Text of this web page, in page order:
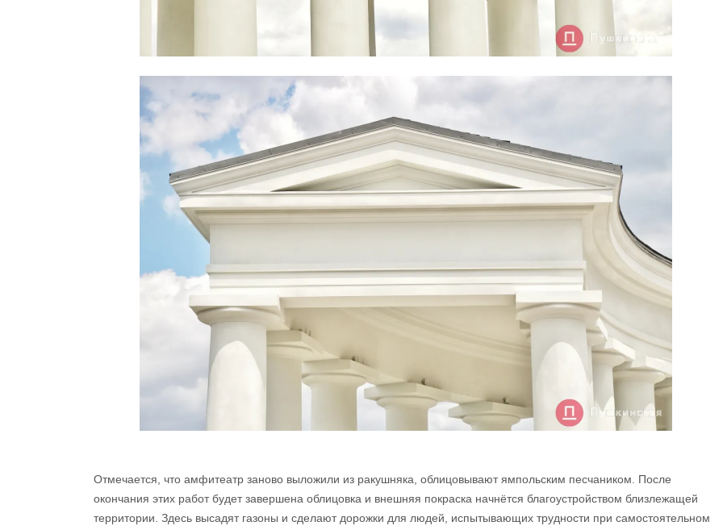
Отмечается, что амфитеатр заново выложили из ракушняка, облицовывают ямпольским песчаником. После
окончания этих работ будет завершена облицовка и внешняя покраска начнётся благоустройством близлежащей
территории. Здесь высадят газоны и сделают дорожки для людей, испытывающих трудности при самостоятельном